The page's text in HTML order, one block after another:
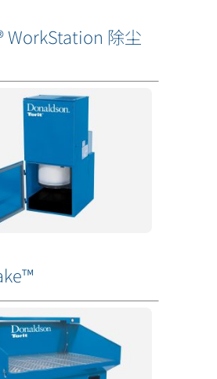
WorkStation 除尘